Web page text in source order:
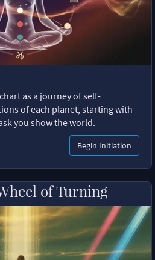
as a journey of self-
of each planet, starting with
you show the world.
Begin Initiation
of Turning